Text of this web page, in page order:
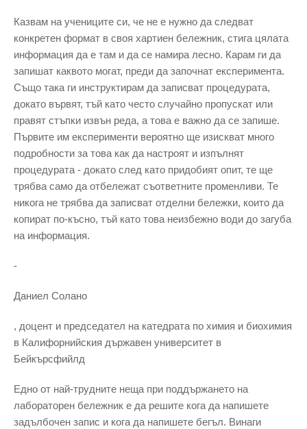
Казвам на учениците си, че не е нужно да следват
конкретен формат в своя хартиен бележник, стига цялата
информация да е там и да се намира лесно. Карам ги да
запишат каквото могат, преди да започнат експеримента.
Също така ги инструктирам да записват процедурата,
докато вървят, тъй като често случайно пропускат или
правят стъпки извън реда, а това е важно да се запише.
Първите им експерименти вероятно ще изискват много
подробности за това как да настроят и изпълнят
процедурата - докато след като придобият опит, те ще
трябва само да отбележат съответните променливи. Те
никога не трябва да записват отделни бележки, които да
копират по-късно, тъй като това неизбежно води до загуба
на информация.
-
Даниел Солано
, доцент и председател на катедрата по химия и биохимия
в Калифорнийския държавен университет в
Бейкърсфийлд
Едно от най-трудните неща при поддържането на
лабораторен бележник е да решите кога да напишете
задълбочен запис и кога да напишете бегъл. Винаги